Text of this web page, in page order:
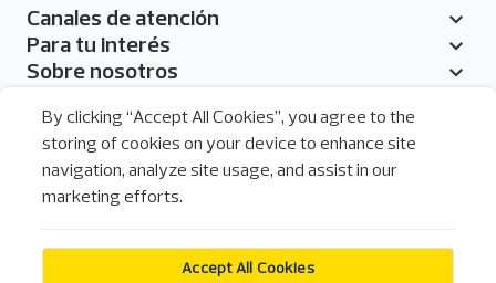
Pie
de
página
Canales de atención
Para tu interés
Sobre nosotros
Menú
de
Política de cookies
By clicking “Accept All Cookies”, you agree to the
storing of cookies on your device to enhance site
navigation, analyze site usage, and assist in our
marketing efforts.
Accept All Cookies